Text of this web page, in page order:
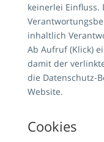
keinerlei Einfluss.
inhaltlich
Ab Aufruf (Klick)
damit der
die Datenschutz-
Website.
Cookies